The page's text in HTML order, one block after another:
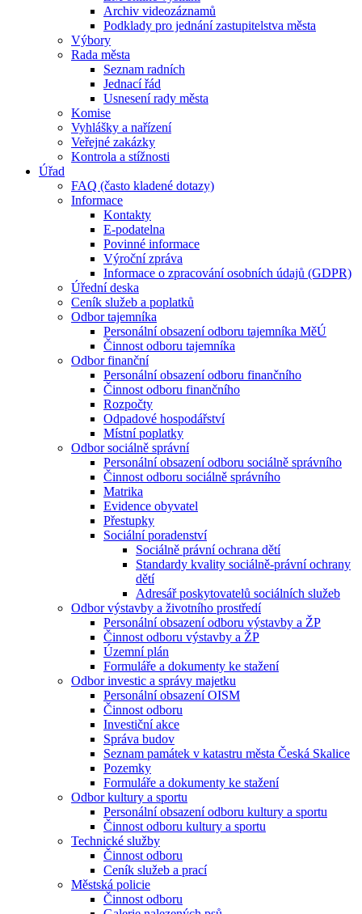
Archiv videozáznamů
Podklady pro jednání zastupitelstva města
Výbory
Rada města
Seznam radních
Jednací řád
Usnesení rady města
Komise
Vyhlášky a nařízení
Veřejné zakázky
Kontrola a stížnosti
Úřad
FAQ (často kladené dotazy)
Informace
Kontakty
E-podatelna
Povinné informace
Výroční zpráva
Informace o zpracování osobních údajů (GDPR)
Úřední deska
Ceník služeb a poplatků
Odbor tajemníka
Personální obsazení odboru tajemníka MěÚ
Činnost odboru tajemníka
Odbor finanční
Personální obsazení odboru finančního
Činnost odboru finančního
Rozpočty
Odpadové hospodářství
Místní poplatky
Odbor sociálně správní
Personální obsazení odboru sociálně správního
Činnost odboru sociálně správního
Matrika
Evidence obyvatel
Přestupky
Sociální poradenství
Sociálně právní ochrana dětí
Standardy kvality sociálně-právní ochrany
dětí
Adresář poskytovatelů sociálních služeb
Odbor výstavby a životního prostředí
Personální obsazení odboru výstavby a ŽP
Činnost odboru výstavby a ŽP
Územní plán
Formuláře a dokumenty ke stažení
Odbor investic a správy majetku
Personální obsazení OISM
Činnost odboru
Investiční akce
Správa budov
Seznam památek v katastru města Česká Skalice
Pozemky
Formuláře a dokumenty ke stažení
Odbor kultury a sportu
Personální obsazení odboru kultury a sportu
Činnost odboru kultury a sportu
Technické služby
Činnost odboru
Ceník služeb a prací
Městská policie
Činnost odboru